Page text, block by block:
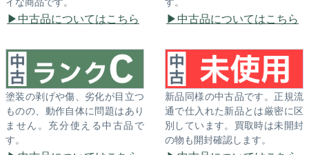
中古品についてはこちら 中古品についてはこちら
塗装の剥げや傷、劣化が目立つ
ものの、動作自体に問題はあり
ません。充分使える中古品で
す。
新品同様の中古品です。正規流
通で仕入れた新品とは厳密に区
別しています。買取時は未開封
の物も開封確認します。